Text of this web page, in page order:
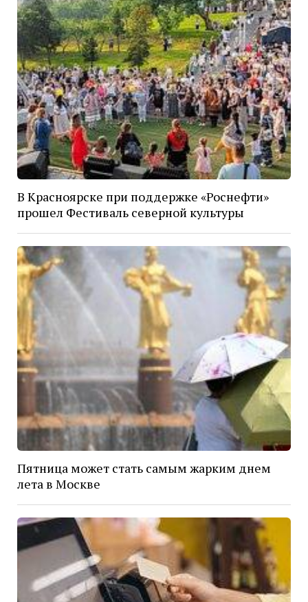
В Красноярске при поддержке «Роснефти»
прошел Фестиваль северной культуры
Пятница может стать самым жарким днем
лета в Москве